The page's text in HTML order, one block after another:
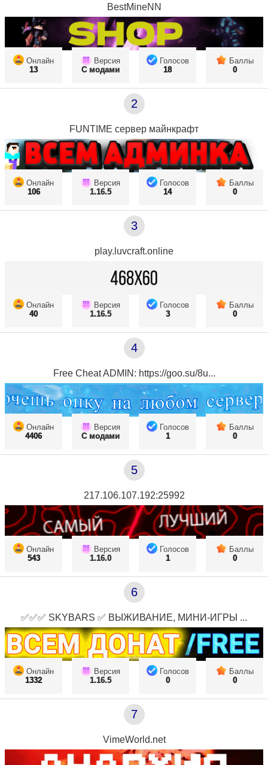
BestMineNN
Онлайн
13
Версия
С модами
Голосов
18
Баллы
0
2
FUNTIME сервер майнкрафт
Онлайн
106
Версия
1.16.5
Голосов
14
Баллы
0
3
play.luvcraft.online
Онлайн
40
Версия
1.16.5
Голосов
3
Баллы
0
4
Free Cheat ADMIN: https://goo.su/8u...
Онлайн
4406
Версия
С модами
Голосов
1
Баллы
0
5
217.106.107.192:25992
Онлайн
543
Версия
1.16.0
Голосов
1
Баллы
0
6
✅✅✅ SKYBARS ✅ ВЫЖИВАНИЕ, МИНИ-ИГРЫ ...
Онлайн
1332
Версия
1.16.5
Голосов
0
Баллы
0
7
VimeWorld.net